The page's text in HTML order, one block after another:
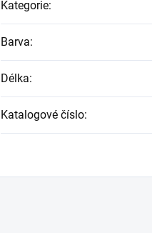
Kategorie:
Barva:
Délka:
Katalogové číslo: